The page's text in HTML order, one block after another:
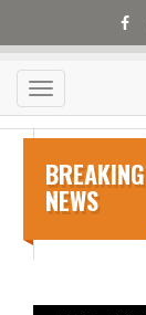
main
content
Toggle
navigation
BREAKING
NEWS